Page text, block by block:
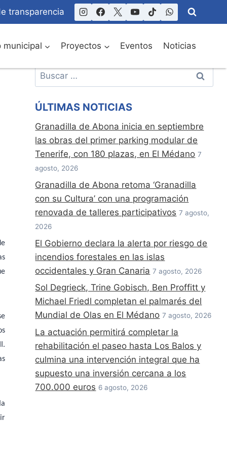
transparencia
municipal Proyectos Eventos Noticias
Buscar:
ÚLTIMAS NOTICIAS
Granadilla de Abona inicia en septiembre
las obras del primer parking modular de
Tenerife, con 180 plazas, en El Médano 7
agosto, 2026
Granadilla de Abona retoma ‘Granadilla
con su Cultura’ con una programación
renovada de talleres participativos 7 agosto,
2026
El Gobierno declara la alerta por riesgo de
incendios forestales en las islas
occidentales y Gran Canaria 7 agosto, 2026
Sol Degrieck, Trine Gobisch, Ben Proffitt y
Michael Friedl completan el palmarés del
Mundial de Olas en El Médano 7 agosto, 2026
La actuación permitirá completar la
rehabilitación el paseo hasta Los Balos y
culmina una intervención integral que ha
supuesto una inversión cercana a los
700.000 euros 6 agosto, 2026